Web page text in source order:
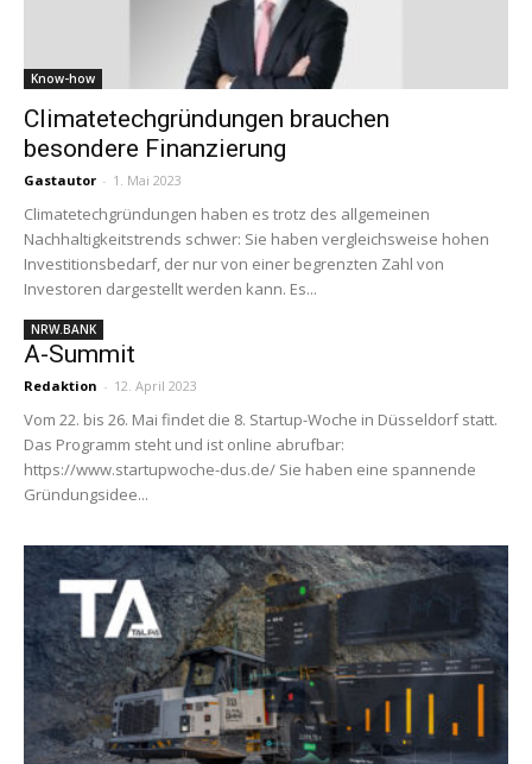
Know-how
Climatetechgründungen brauchen
besondere Finanzierung
Gastautor - 1. Mai 2023
Climatetechgründungen haben es trotz des allgemeinen
Nachhaltigkeitstrends schwer: Sie haben vergleichsweise hohen
Investitionsbedarf, der nur von einer begrenzten Zahl von
Investoren dargestellt werden kann. Es...
NRW.BANK
A-Summit
Redaktion - 12. April 2023
Vom 22. bis 26. Mai findet die 8. Startup-Woche in Düsseldorf statt.
Das Programm steht und ist online abrufbar:
https://www.startupwoche-dus.de/ Sie haben eine span­nende
Grün­dungs­idee...